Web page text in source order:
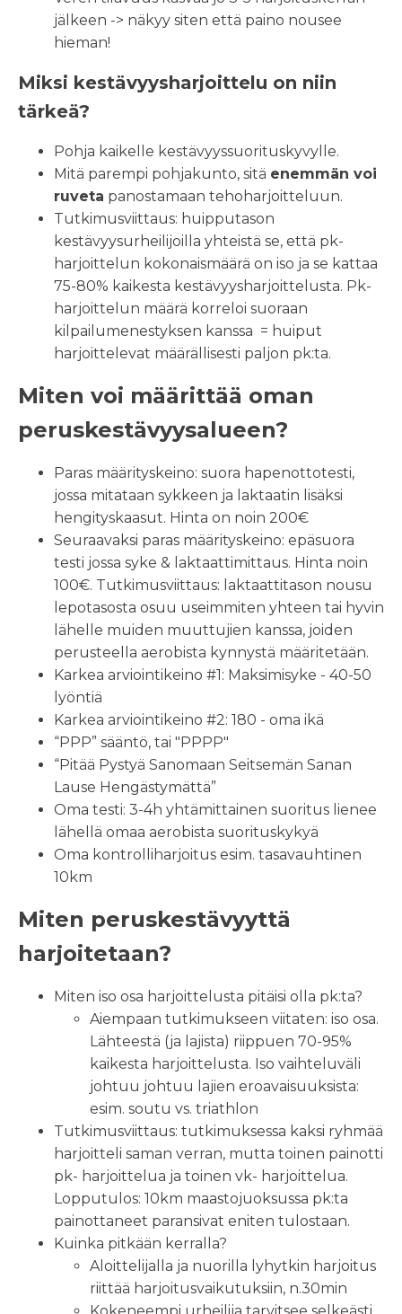
jälkeen -> näkyy siten että paino nousee
hieman!
Miksi kestävyysharjoittelu on niin
tärkeä?
Pohja kaikelle kestävyyssuorituskyvylle.
Mitä parempi pohjakunto, sitä enemmän voi
ruveta panostamaan tehoharjoitteluun.
Tutkimusviittaus: huipputason
kestävyysurheilijoilla yhteistä se, että pk-
harjoittelun kokonaismäärä on iso ja se kattaa
75-80% kaikesta kestävyysharjoittelusta. Pk-
harjoittelun määrä korreloi suoraan
kilpailumenestyksen kanssa = huiput
harjoittelevat määrällisesti paljon pk:ta.
Miten voi määrittää oman
peruskestävyysalueen?
Paras määrityskeino: suora hapenottotesti,
jossa mitataan sykkeen ja laktaatin lisäksi
hengityskaasut. Hinta on noin 200€
Seuraavaksi paras määrityskeino: epäsuora
testi jossa syke & laktaattimittaus. Hinta noin
100€. Tutkimusviittaus: laktaattitason nousu
lepotasosta osuu useimmiten yhteen tai hyvin
lähelle muiden muuttujien kanssa, joiden
perusteella aerobista kynnystä määritetään.
Karkea arviointikeino #1: Maksimisyke - 40-50
lyöntiä
Karkea arviointikeino #2: 180 - oma ikä
“PPP” sääntö, tai "PPPP"
“Pitää Pystyä Sanomaan Seitsemän Sanan
Lause Hengästymättä”
Oma testi: 3-4h yhtämittainen suoritus lienee
lähellä omaa aerobista suorituskykyä
Oma kontrolliharjoitus esim. tasavauhtinen
10km
Miten peruskestävyyttä
harjoitetaan?
Miten iso osa harjoittelusta pitäisi olla pk:ta?
Aiempaan tutkimukseen viitaten: iso osa.
Lähteestä (ja lajista) riippuen 70-95%
kaikesta harjoittelusta. Iso vaihteluväli
johtuu johtuu lajien eroavaisuuksista:
esim. soutu vs. triathlon
Tutkimusviittaus: tutkimuksessa kaksi ryhmää
harjoitteli saman verran, mutta toinen painotti
pk- harjoittelua ja toinen vk- harjoittelua.
Lopputulos: 10km maastojuoksussa pk:ta
painottaneet paransivat eniten tulostaan.
Kuinka pitkään kerralla?
Aloittelijalla ja nuorilla lyhytkin harjoitus
riittää harjoitusvaikutuksiin, n.30min
Kokeneempi urheilija tarvitsee selkeästi